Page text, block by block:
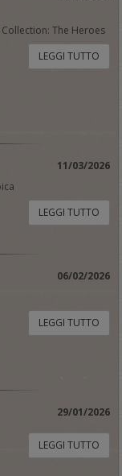
The Heroes
LEGGI TUTTO
11/03/2026
LEGGI TUTTO
06/02/2026
LEGGI TUTTO
29/01/2026
LEGGI TUTTO